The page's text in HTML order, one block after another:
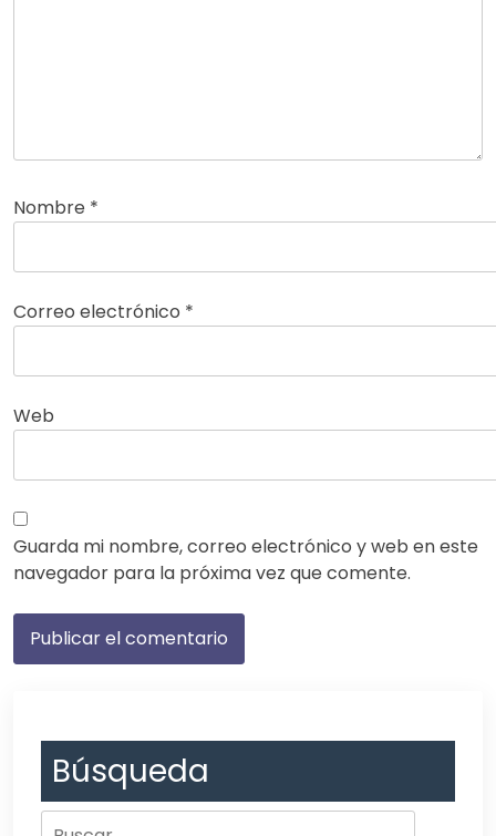
Nombre *
Correo electrónico *
Web
Guarda mi nombre, correo electrónico y web en este
navegador para la próxima vez que comente.
Búsqueda